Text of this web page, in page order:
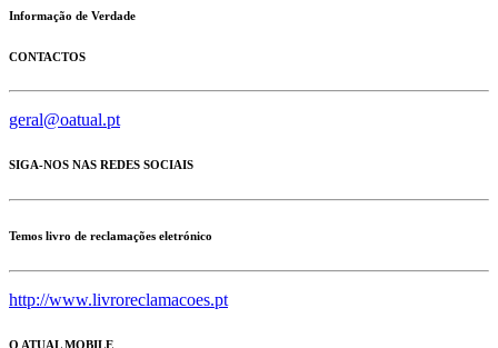
Informação de Verdade
CONTACTOS
geral@oatual.pt
SIGA-NOS NAS REDES SOCIAIS
Temos livro de reclamações eletrónico
http://www.livroreclamacoes.pt
O ATUAL MOBILE